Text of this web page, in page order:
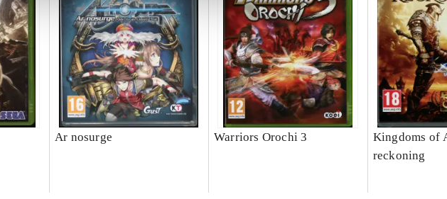
Ar nosurge Warriors Orochi 3
Kingdoms of
reckoning